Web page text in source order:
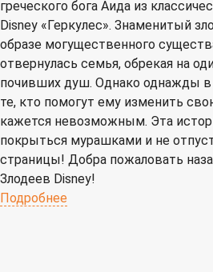
греческого бога Аида из
Disney «Геркулес». Знаменитый
образе могущественного
отвернулась семья, обрекая на
почивших душ. Однако однажды в
те, кто помогут ему изменить
кажется невозможным. Эта
покрыться мурашками и не
страницы! Добра пожаловать
Злодеев Disney!
Подробнее